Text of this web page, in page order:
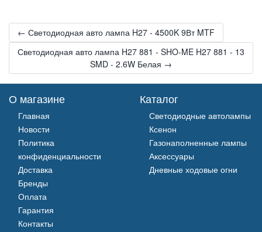
← Светодиодная авто лампа H27 - 4500K 9Вт MTF
Светодиодная авто лампа H27 881 - SHO-ME H27 881 - 13
SMD - 2.6W Белая →
О магазине
Главная
Новости
Политика
конфиденциальности
Доставка
Бренды
Оплата
Гарантия
Контакты
Каталог
Светодиодные автолампы
Ксенон
Газонаполненные лампы
Аксессуары
Дневные ходовые огни